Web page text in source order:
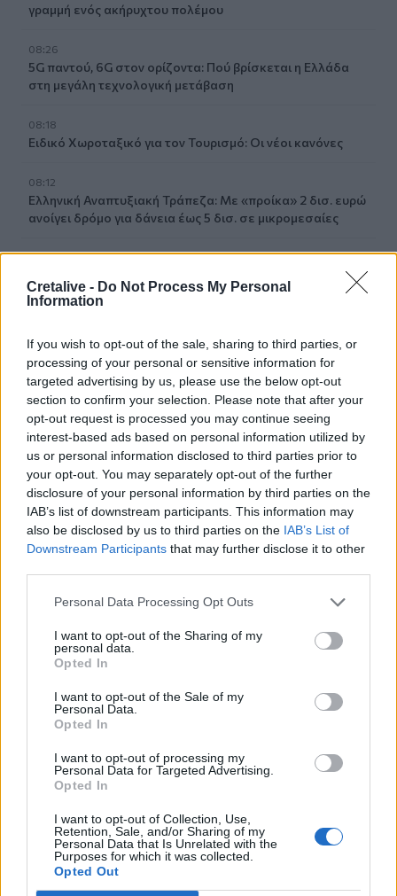
Cretalive - Do Not Process My Personal
Information
If you wish to opt-out of the sale, sharing to third parties, or
processing of your personal or sensitive information for
targeted advertising by us, please use the below opt-out
section to confirm your selection. Please note that after your
opt-out request is processed you may continue seeing
interest-based ads based on personal information utilized by
us or personal information disclosed to third parties prior to
your opt-out. You may separately opt-out of the further
disclosure of your personal information by third parties on the
IAB’s list of downstream participants. This information may
also be disclosed by us to third parties on the IAB’s List of
Downstream Participants that may further disclose it to other
Personal Data Processing Opt Outs
I want to opt-out of the Sharing of my
personal data.
Opted In
I want to opt-out of the Sale of my
Personal Data.
Opted In
I want to opt-out of processing my
Personal Data for Targeted Advertising.
Opted In
I want to opt-out of Collection, Use,
Retention, Sale, and/or Sharing of my
Personal Data that Is Unrelated with the
Purposes for which it was collected.
Opted Out
γραμμή ενός ακήρυχτου πολέμου
08:26
5G παντού, 6G στον ορίζοντα: Πού βρίσκεται η Ελλάδα
στη μεγάλη τεχνολογική μετάβαση
08:18
Ειδικό Χωροταξικό για τον Τουρισμό: Οι νέοι κανόνες
08:12
Ελληνική Αναπτυξιακή Τράπεζα: Με «προίκα» 2 δισ. ευρώ
ανοίγει δρόμο για δάνεια έως 5 δισ. σε μικρομεσαίες
08:05
Σαββατοκύριακο – Και η Κρήτη στο “κόκκινο” για φωτιές
Ο Ζελένσκι ευχαρίστησε την αμερικανική Γερουσία για
το νομοσχέδιο επιβολής κυρώσεων στη Ρωσία
07:51
Θεσσαλονίκη: Άγνωστοι τρύπησαν και δηλητηρίασαν
δέντρα στο κέντρο της πόλης
07:43
Φωτιά στο Πόρτο Γερμενό: Σκύλος επέστρεψε με
εγκαύματα στα πόδια στο σπίτι που τον φρόντιζαν
Στήριξη Τραμπ στον νέο πρόεδρο της Κολομβίας με
«βοήθεια» 1 δισ. δολαρίων
07:29
Τα πρωτοσέλιδα των εφημερίδων
07:22
Βραζιλία: Σε χαμηλό δεκαετίας η αποψίλωση του
Αμαζονίου – Μειώθηκε κατά 37%